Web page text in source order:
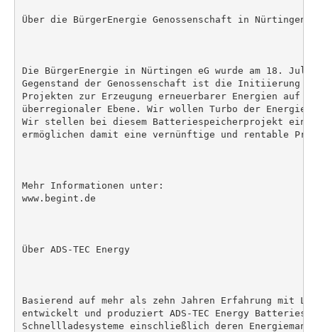
Über die BürgerEnergie Genossenschaft in Nürtingen
Die BürgerEnergie in Nürtingen eG wurde am 18. Juli
Gegenstand der Genossenschaft ist die Initiierung
Projekten zur Erzeugung erneuerbarer Energien auf
überregionaler Ebene. Wir wollen Turbo der
Wir stellen bei diesem Batteriespeicherprojekt ein
ermöglichen damit eine vernünftige und rentable
Mehr Informationen unter:
www.begint.de
Über ADS-TEC Energy
Basierend auf mehr als zehn Jahren Erfahrung mit
entwickelt und produziert ADS-TEC Energy
Schnellladesysteme einschließlich deren